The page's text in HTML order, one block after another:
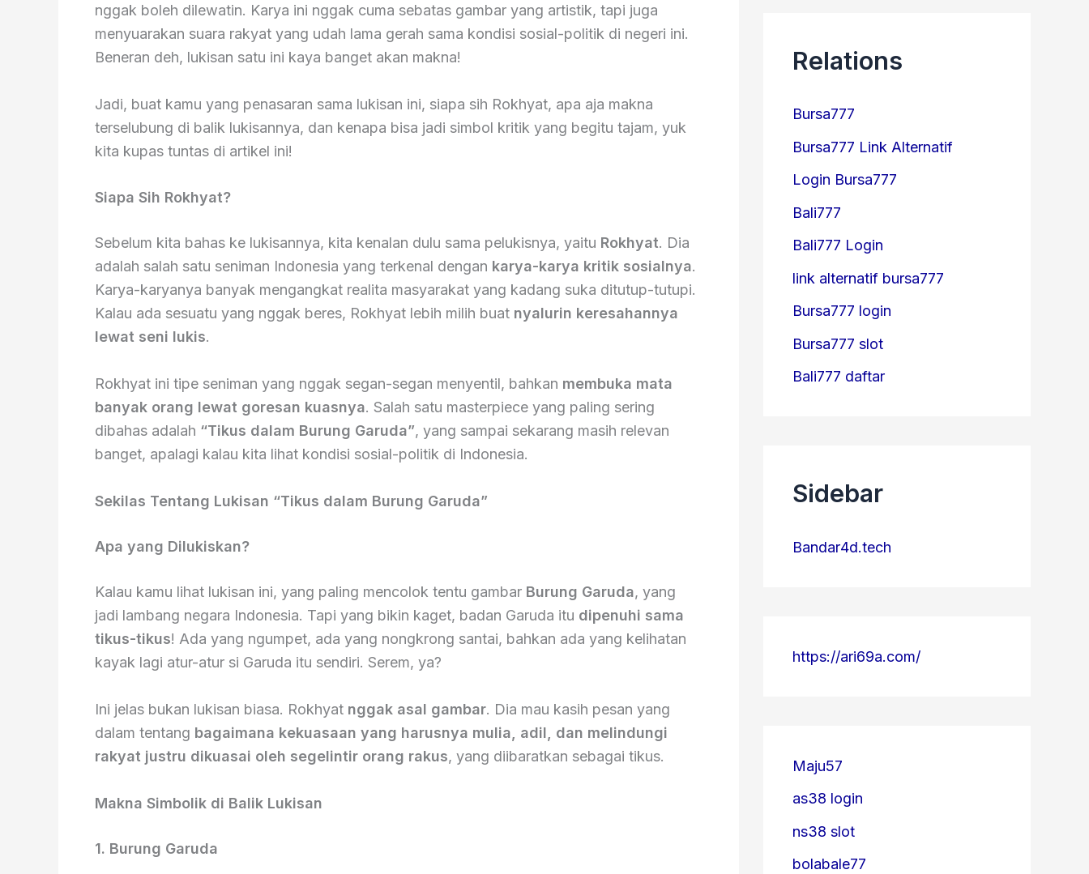
nggak boleh dilewatin. Karya ini nggak cuma sebatas gambar yang artistik, tapi juga
menyuarakan suara rakyat yang udah lama gerah sama kondisi sosial-politik di negeri ini.
Beneran deh, lukisan satu ini kaya banget akan makna!
Jadi, buat kamu yang penasaran sama lukisan ini, siapa sih Rokhyat, apa aja makna
terselubung di balik lukisannya, dan kenapa bisa jadi simbol kritik yang begitu tajam, yuk
kita kupas tuntas di artikel ini!
Siapa Sih Rokhyat?
Sebelum kita bahas ke lukisannya, kita kenalan dulu sama pelukisnya, yaitu Rokhyat. Dia
adalah salah satu seniman Indonesia yang terkenal dengan karya-karya kritik sosialnya.
Karya-karyanya banyak mengangkat realita masyarakat yang kadang suka ditutup-tutupi.
Kalau ada sesuatu yang nggak beres, Rokhyat lebih milih buat nyalurin keresahannya
lewat seni lukis.
Rokhyat ini tipe seniman yang nggak segan-segan menyentil, bahkan membuka mata
banyak orang lewat goresan kuasnya. Salah satu masterpiece yang paling sering
dibahas adalah “Tikus dalam Burung Garuda”, yang sampai sekarang masih relevan
banget, apalagi kalau kita lihat kondisi sosial-politik di Indonesia.
Sekilas Tentang Lukisan “Tikus dalam Burung Garuda”
Apa yang Dilukiskan?
Kalau kamu lihat lukisan ini, yang paling mencolok tentu gambar Burung Garuda, yang
jadi lambang negara Indonesia. Tapi yang bikin kaget, badan Garuda itu dipenuhi sama
tikus-tikus! Ada yang ngumpet, ada yang nongkrong santai, bahkan ada yang kelihatan
kayak lagi atur-atur si Garuda itu sendiri. Serem, ya?
Ini jelas bukan lukisan biasa. Rokhyat nggak asal gambar. Dia mau kasih pesan yang
dalam tentang bagaimana kekuasaan yang harusnya mulia, adil, dan melindungi
rakyat justru dikuasai oleh segelintir orang rakus, yang diibaratkan sebagai tikus.
Makna Simbolik di Balik Lukisan
1. Burung Garuda
Relations
Bursa777
Bursa777 Link Alternatif
Login Bursa777
Bali777
Bali777 Login
link alternatif bursa777
Bursa777 login
Bursa777 slot
Bali777 daftar
Sidebar
Bandar4d.tech
https://ari69a.com/
Maju57
as38 login
ns38 slot
bolabale77